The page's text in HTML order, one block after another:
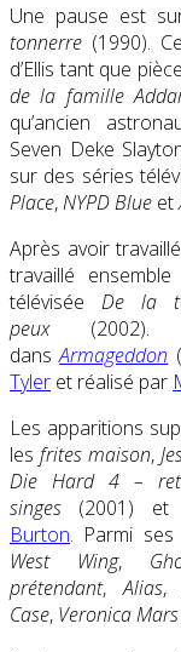
Une pause est
tonnerre (1990).
d’Ellis tant que
de la famille
qu’ancien
Seven Deke
sur des séries
Place,NYPD Blue et
Après avoir
travaillé
télévisée De la
peux
dansArmageddon
Tyler et réalisé par
Les apparitions
les frites maison,
Die Hard 4 –
singes (2001)
Burton. Parmi ses
West Wing,
prétendant,Alias,
Case, Veronica Mars